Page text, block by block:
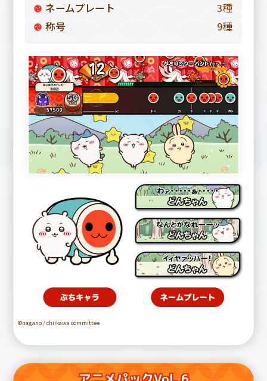
ネームプレート
3種
称号
9種
©nagano / chiikawa committee